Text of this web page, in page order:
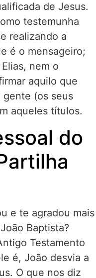
de Jesus.
testemunha
realizando a
é o mensageiro;
nem o
aquilo que
gente (os seus
aqueles títulos.
do
e te agradou mais
Baptista?
Testamento
é, João desvia a
O que nos diz